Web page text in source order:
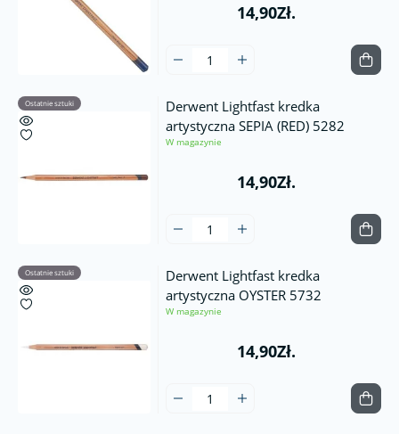
14,90Zł.
Ostatnie sztuki
Derwent Lightfast kredka
artystyczna SEPIA (RED) 5282
W magazynie
14,90Zł.
Ostatnie sztuki
Derwent Lightfast kredka
artystyczna OYSTER 5732
W magazynie
14,90Zł.